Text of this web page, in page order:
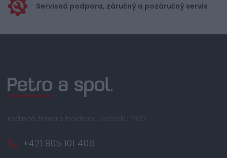
Servisná podpora, záručný a pozáručný servis
rodinná firma s tradíciou od roku 1992
+421 905 101 406